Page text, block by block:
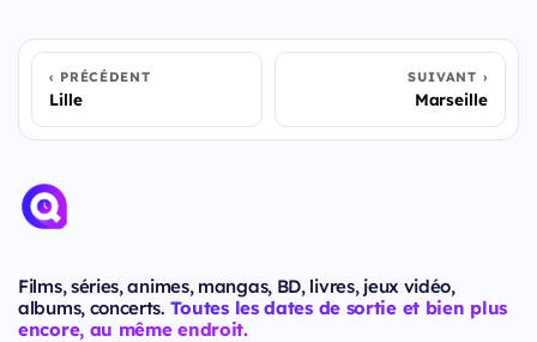
PRÉCÉDENT
Lille
SUIVANT
Marseille
Films, séries, animes, mangas, BD, livres, jeux vidéo,
albums, concerts. Toutes les dates de sortie et bien plus
encore, au même endroit.